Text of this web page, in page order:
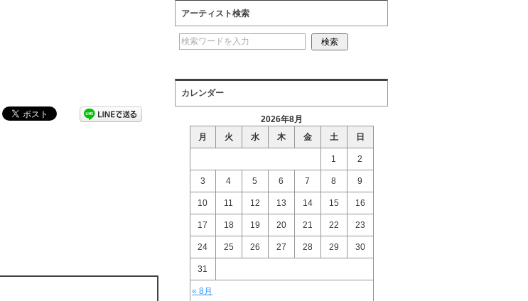
アーティスト検索
カレンダー
2026年8月
月
火 水 木 金 土 日
« 8月
1 2
3 4 5 6 7 8 9
10 11 12 13 14 15 16
17 18 19 20 21 22 23
24 25 26 27 28 29 30
31